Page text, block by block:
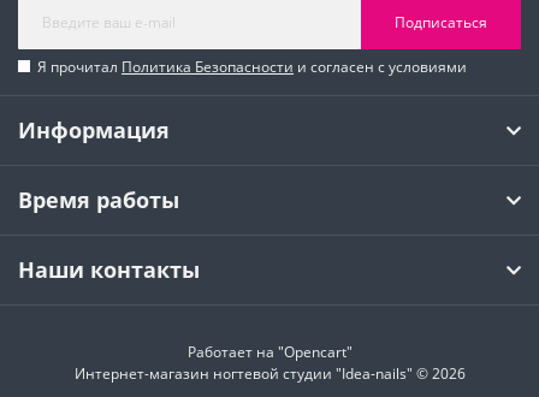
Подписаться
Я прочитал Политика Безопасности и согласен с условиями
Информация
Время работы
Наши контакты
Работает на "Opencart"
Интернет-магазин ногтевой студии "Idea-nails" © 2026